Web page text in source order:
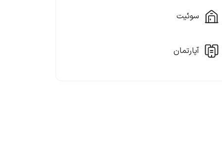
سوئیت
آپارتمان